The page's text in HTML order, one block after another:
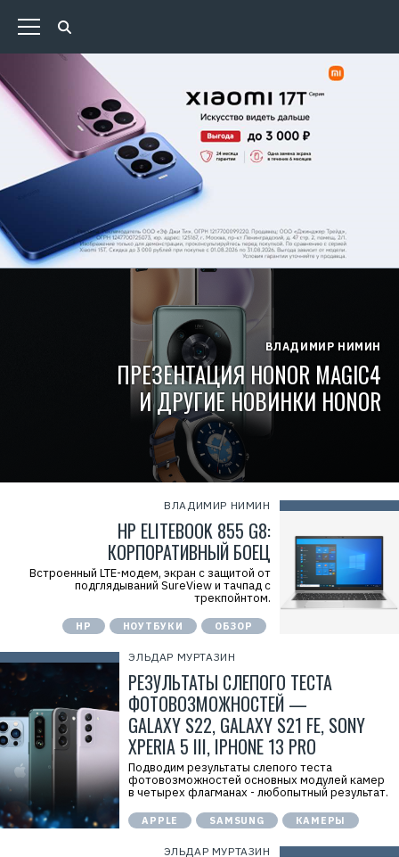
ВЛАДИМИР НИМИН
ПРЕЗЕНТАЦИЯ HONOR MAGIC4
И ДРУГИЕ НОВИНКИ HONOR
ВЛАДИМИР НИМИН
HP ELITEBOOK 855 G8:
КОРПОРАТИВНЫЙ БОЕЦ
Встроенный LTE-модем, экран с защитой от
подглядываний SureView и тачпад с
трекпойнтом.
HP НОУТБУКИ ОБЗОР
ЭЛЬДАР МУРТАЗИН
РЕЗУЛЬТАТЫ СЛЕПОГО ТЕСТА
ФОТОВОЗМОЖНОСТЕЙ —
GALAXY S22, GALAXY S21 FE, SONY
XPERIA 5 III, IPHONE 13 PRO
Подводим результаты слепого теста
фотовозможностей основных модулей камер
в четырех флагманах - любопытный результат.
APPLE SAMSUNG КАМЕРЫ
ЭЛЬДАР МУРТАЗИН